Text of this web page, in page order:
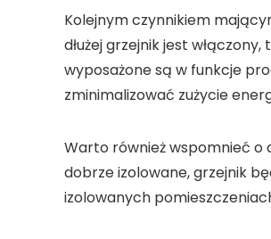
Kolejnym czynnikiem
dłużej grzejnik jest
wyposażone są w funkcje
zminimalizować zużycie
Warto również wspomnieć o
dobrze izolowane, grzejnik
izolowanych